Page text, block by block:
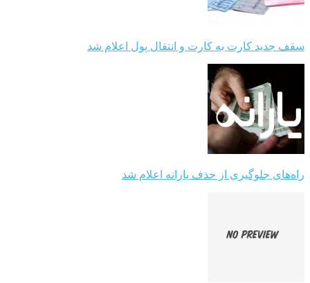
سقف جدید کارت به کارت و انتقال پول اعلام شد
راه‌های جلوگیری از حذف یارانه اعلام شد